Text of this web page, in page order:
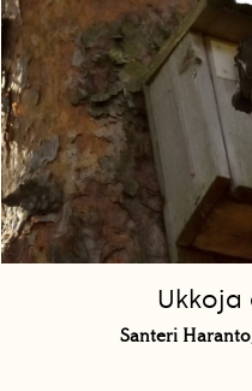
Ukkoja
Santeri